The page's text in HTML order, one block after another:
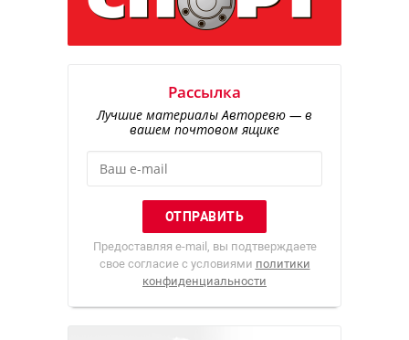
Рассылка
Лучшие материалы Авторевю — в
вашем почтовом ящике
Предоставляя e-mail, вы подтверждаете
свое согласие с условиями политики
конфиденциальности